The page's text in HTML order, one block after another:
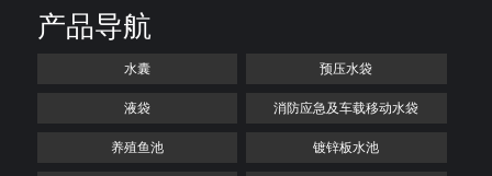
产品导航
水囊 预压水袋
液袋 消防应急及车载移动水袋
养殖鱼池 镀锌板水池